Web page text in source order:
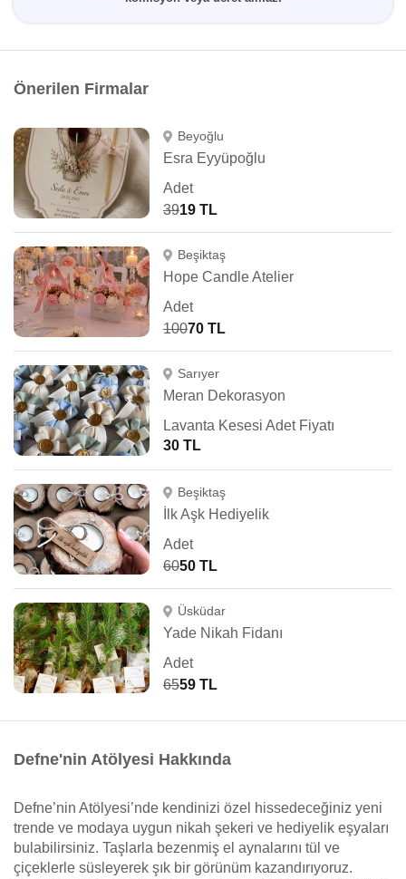
Önerilen Firmalar
Beyoğlu
Esra Eyyüpoğlu
Adet
3919 TL
Beşiktaş
Hope Candle Atelier
Adet
10070 TL
Sarıyer
Meran Dekorasyon
Lavanta Kesesi Adet Fiyatı
30 TL
Beşiktaş
İlk Aşk Hediyelik
Adet
6050 TL
Üsküdar
Yade Nikah Fidanı
Adet
6559 TL
Defne'nin Atölyesi Hakkında
Defne’nin Atölyesi’nde kendinizi özel hissedeceğiniz yeni
trende ve modaya uygun nikah şekeri ve hediyelik eşyaları
bulabilirsiniz. Taşlarla bezenmiş el aynalarını tül ve
çiçeklerle süsleyerek şık bir görünüm kazandırıyoruz.